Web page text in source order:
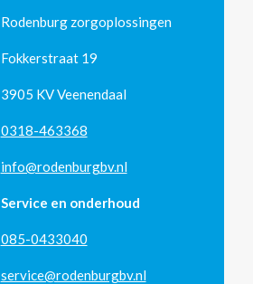
Rodenburg zorgoplossingen
Fokkerstraat 19
3905 KV Veenendaal
0318-463368
info@rodenburgbv.nl
Service en onderhoud
085-0433040
service@rodenburgbv.nl